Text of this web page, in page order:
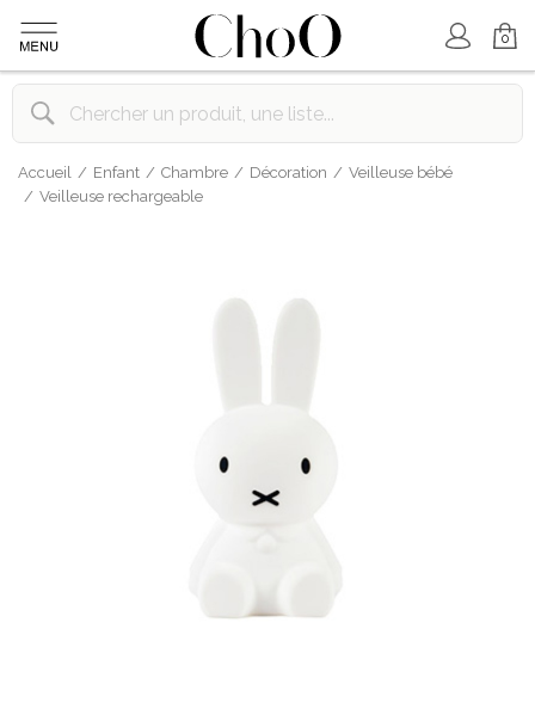
Mon Compte
0
Accueil Enfant Chambre Décoration
Veilleuse bébé
Veilleuse rechargeable